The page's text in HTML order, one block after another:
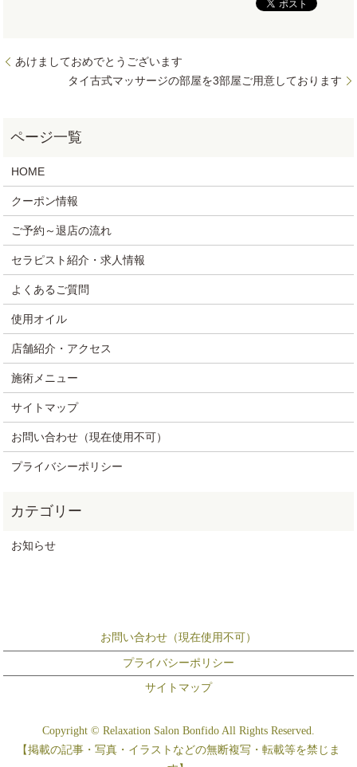
あけましておめでとうございます
タイ古式マッサージの部屋を3部屋ご用意しております
HOME
クーポン情報
ご予約～退店の流れ
セラピスト紹介・求人情報
よくあるご質問
使用オイル
店舗紹介・アクセス
施術メニュー
サイトマップ
お問い合わせ（現在使用不可）
プライバシーポリシー
お知らせ
お問い合わせ（現在使用不可）
プライバシーポリシー
サイトマップ
Copyright © Relaxation Salon Bonfido All Rights Reserved.
【掲載の記事・写真・イラストなどの無断複写・転載等を禁じま